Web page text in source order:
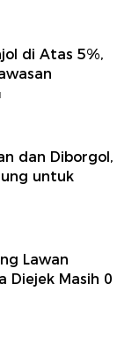
di Atas 5%,
dan Diborgol,
untuk
Lawan
Diejek Masih 0